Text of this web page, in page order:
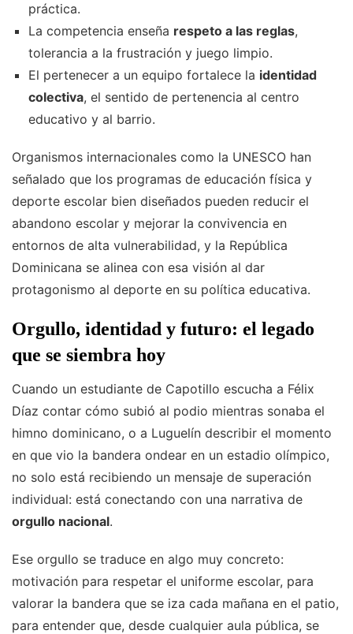
práctica.
La competencia enseña respeto a las reglas,
tolerancia a la frustración y juego limpio.
El pertenecer a un equipo fortalece la identidad
colectiva, el sentido de pertenencia al centro
educativo y al barrio.
Organismos internacionales como la UNESCO han
señalado que los programas de educación física y
deporte escolar bien diseñados pueden reducir el
abandono escolar y mejorar la convivencia en
entornos de alta vulnerabilidad, y la República
Dominicana se alinea con esa visión al dar
protagonismo al deporte en su política educativa.
Orgullo, identidad y futuro: el legado
que se siembra hoy
Cuando un estudiante de Capotillo escucha a Félix
Díaz contar cómo subió al podio mientras sonaba el
himno dominicano, o a Luguelín describir el momento
en que vio la bandera ondear en un estadio olímpico,
no solo está recibiendo un mensaje de superación
individual: está conectando con una narrativa de
orgullo nacional.
Ese orgullo se traduce en algo muy concreto:
motivación para respetar el uniforme escolar, para
valorar la bandera que se iza cada mañana en el patio,
para entender que, desde cualquier aula pública, se